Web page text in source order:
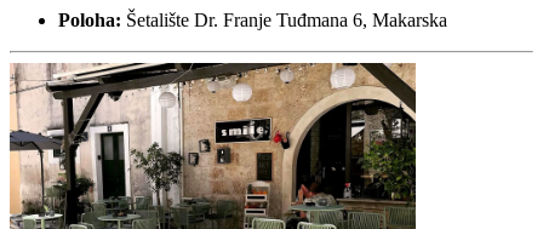
Poloha: Šetalište Dr. Franje Tuđmana 6, Makarska